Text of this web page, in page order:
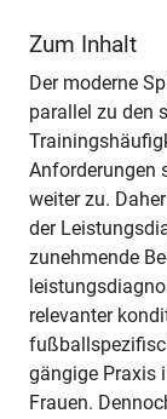
Zum Inhalt
Der moderne
parallel zu den
Anforderungen
weiter zu.
der
zunehmende
relevanter
gängige Praxis
Frauen.